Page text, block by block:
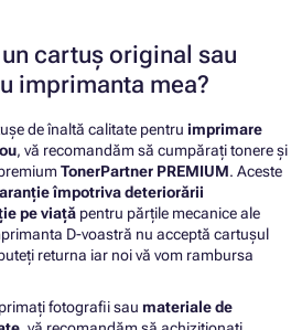
cartuș original sau
imprimanta mea?
de înaltă calitate pentru imprimare
, vă recomandăm să cumpărați tonere și
TonerPartner PREMIUM. Aceste
împotriva deteriorării
pe viață pentru părțile mecanice ale
D-voastră nu acceptă cartușul
returna iar noi vă vom rambursa
fotografii sau materiale de